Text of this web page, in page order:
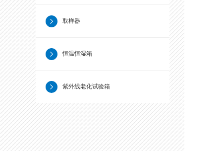
取样器
恒温恒湿箱
紫外线老化试验箱